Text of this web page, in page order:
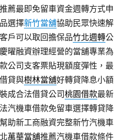
推薦最即免留車資金週轉方式申
選擇新竹當舖協助民眾快速解
戶可以取回擔保品竹北週轉公
曜融資辦理經營的當舖專業為
公司支客票貼現額度彈性，最
貸與樹林當舖好轉貸降息小額
成合法借貸公司桃園借款最新
汽機車借款免留車選擇轉貸降
助新工商融資完整新竹汽機車
萬華當舖推薦汽機車借款條件